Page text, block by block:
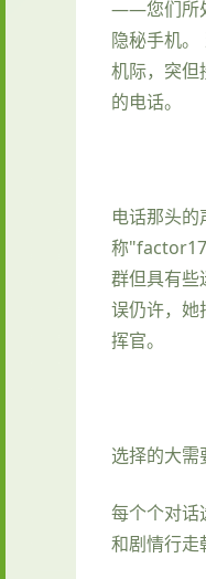
——您们所
隐秘手机。
机际，突但
的电话。
电话那头的
称
群但具有些
误仍许，她
挥官。
选择的大需
每个个对话
和剧情行走